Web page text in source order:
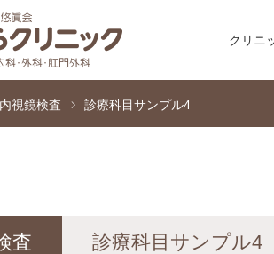
クリニ
視鏡検査 診療科目サンプル4
査 診療科目サンプル4